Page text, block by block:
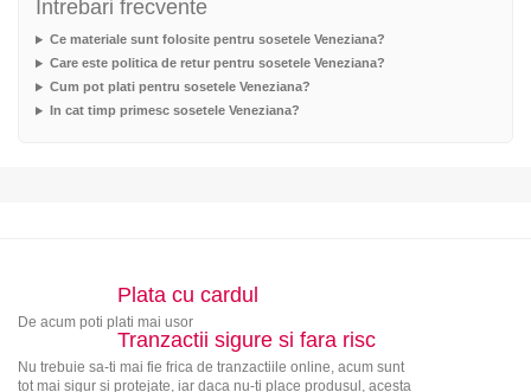
Intrebari frecvente
Ce materiale sunt folosite pentru sosetele Veneziana?
Care este politica de retur pentru sosetele Veneziana?
Cum pot plati pentru sosetele Veneziana?
In cat timp primesc sosetele Veneziana?
Plata cu cardul
De acum poti plati mai usor
Tranzactii sigure si fara risc
Nu trebuie sa-ti mai fie frica de tranzactiile online, acum sunt
tot mai sigur si protejate, iar daca nu-ti place produsul, acesta